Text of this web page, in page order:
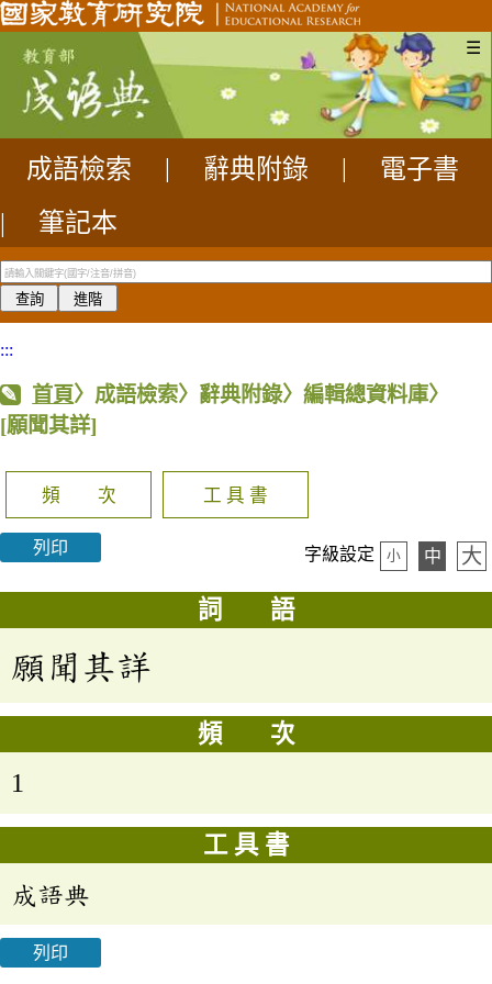
☰
成語檢索 辭典附錄
電子書
|
筆記本
:::
首頁〉成語檢索〉辭典附錄〉編輯總資料庫〉
[願聞其詳]
頻 次 工 具 書
列印 字級設定 小 中 大
詞 語
願聞其詳
頻 次
1
工 具 書
成語典
列印